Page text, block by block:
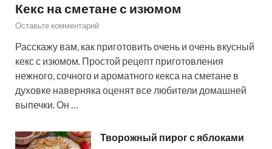
Кекс на сметане с изюмом
Оставьте комментарий
Расскажу вам, как приготовить очень и очень вкусный
кекс с изюмом. Простой рецепт приготовления
нежного, сочного и ароматного кекса на сметане в
духовке наверняка оценят все любители домашней
выпечки. Он …
Творожный пирог с яблоками